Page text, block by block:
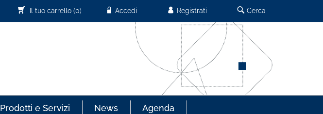
Cerca
Registrati
Accedi
Il tuo carrello (0)
Prodotti e Servizi News Agenda